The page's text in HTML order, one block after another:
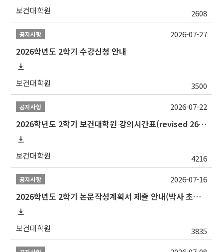
보건대학원 2608
공지사항
2026학년도 2학기 수강신청 안내
보건대학원 3500
2026-07-27
공지사항
2026학년도 2학기 보건대학원 강의시간표(revised 260803)(2026 2nd SEMESTER SNU GSPH TIMETABLE)
보건대학원 4216
2026-07-22
공지사항
2026학년도 2학기 논문작성계획서 제출 안내(박사 초심 일정 포함)_Thesis Proposal
보건대학원 3835
2026-07-16